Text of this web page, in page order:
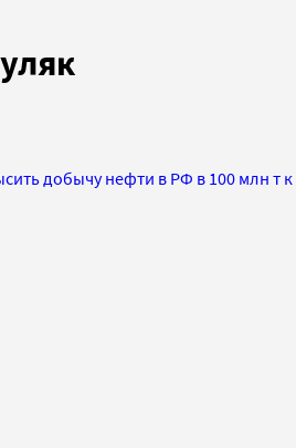
добычу нефти в РФ в 100 млн т к